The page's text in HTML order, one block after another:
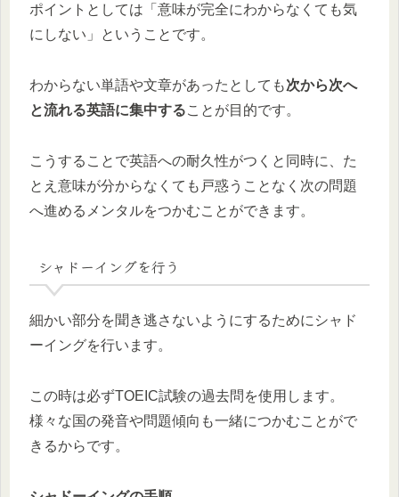
ポイントとしては「意味が完全にわからなくても気
にしない」ということです。
わからない単語や文章があったとしても次から次へ
と流れる英語に集中することが目的です。
こうすることで英語への耐久性がつくと同時に、た
とえ意味が分からなくても戸惑うことなく次の問題
へ進めるメンタルをつかむことができます。
シャドーイングを行う
細かい部分を聞き逃さないようにするためにシャド
ーイングを行います。
この時は必ずTOEIC試験の過去問を使用します。
様々な国の発音や問題傾向も一緒につかむことがで
きるからです。